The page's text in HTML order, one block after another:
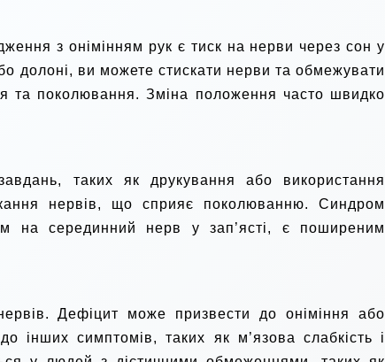
з онімінням рук є тиск на нерви через сон у
долоні, ви можете стискати нерви та обмежувати
та поколювання. Зміна положення часто швидко
таких як друкування або використання
нервів, що сприяє поколюванню. Синдром
на серединний нерв у зап’ясті, є поширеним
Дефіцит може призвести до оніміння або
інших симптомів, таких як м’язова слабкість і